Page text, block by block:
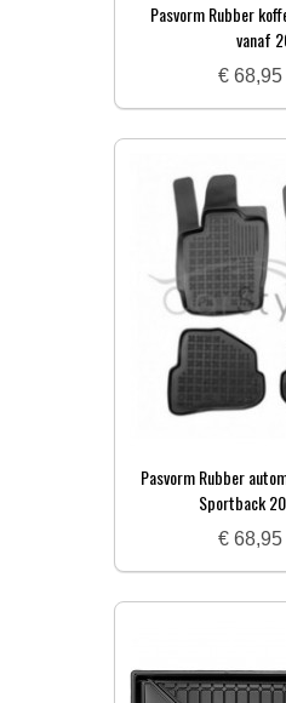
Pasvorm Rubber
vanaf
€ 68,95
Pasvorm Rubber
Sportback
€ 68,95